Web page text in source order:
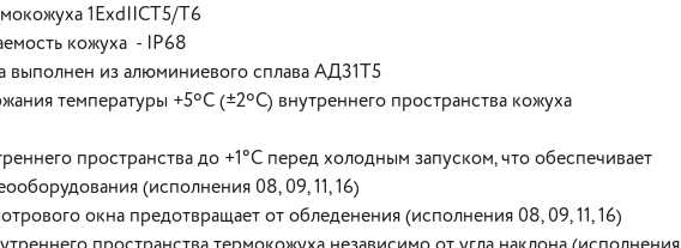
1ExdIICT5/Т6
кожуха - IP68
выполнен из алюминиевого сплава АД31Т5
температуры +5ºС (±2ºС) внутреннего пространства кожуха
пространства до +1°С перед холодным запуском, что обеспечивает
(исполнения 08, 09, 11, 16)
окна предотвращает от обледенения (исполнения 08, 09, 11, 16)